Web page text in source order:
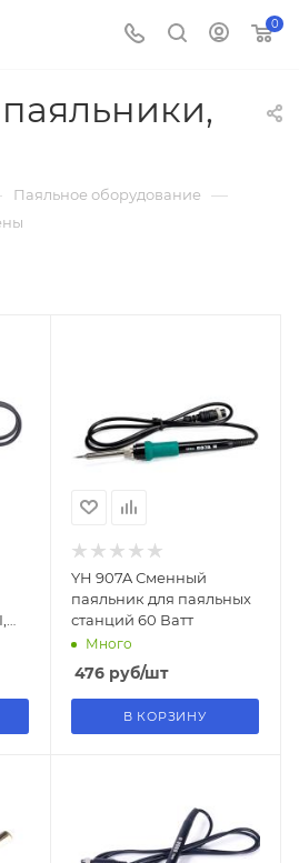
0
Паяльное оборудование —
YH 907A Сменный
паяльник для паяльных
станций 60 Ватт
Много
476руб/шт
В КОРЗИНУ